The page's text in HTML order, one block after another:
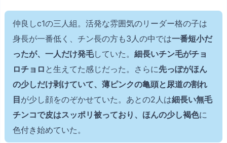
仲良しc1の三人組。活発な雰囲気のリーダー格の子は
身長が一番低く、チン長の方も3人の中では一番短小だ
ったが、一人だけ発毛していた。 細長いチン毛がチョ
ロチョロ と生えてた感じだった。さらに先っぽがほん
の少しだけ剥けていて、薄ピンクの亀頭と尿道の割れ
目が少し顔をのぞかせていた。あとの2人は細長い無毛
チンコで皮はスッポリ被っており、ほんの少し褐色に
色付き始めていた。